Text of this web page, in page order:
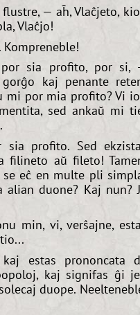
— aĥ, Vlaĉjeto,
Vlaĉjo!
sia profito, por si,
kaj penante
mi por mia profito? Vi
sed ankaŭ mi
sia profito. Sed
filineto aŭ fileto!
eĉ en multe pli
duone? Kaj nun?
min, vi, verŝajne,
estas prononcata
kaj signifas ĝi
duope.